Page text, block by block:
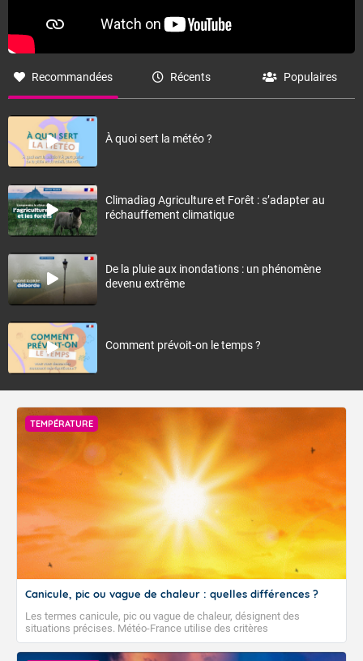
Recommandées Récents Populaires
À quoi sert la météo ?
Climadiag Agriculture et Forêt : s’adapter au
réchauffement climatique
De la pluie aux inondations : un phénomène
devenu extrême
Comment prévoit-on le temps ?
TEMPÉRATURE
Canicule, pic ou vague de chaleur : quelles différences ?
Les termes canicule, pic ou vague de chaleur, désignent des
situations précises. Météo-France utilise des critères
climatologiques pour évaluer et qualifier les épisodes de chaleur qui
peuvent avoir des impacts sanitaires et socio-économiques